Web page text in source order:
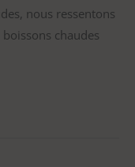
nous ressentons
chaudes